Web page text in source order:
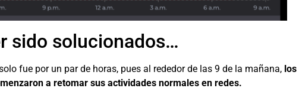
sido solucionados…
fue por un par de horas, pues al rededor de las 9 de la mañana, los
a retomar sus actividades normales en redes.